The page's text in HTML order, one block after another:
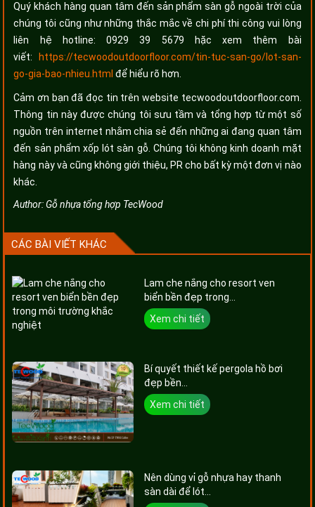
Quý khách hàng quan tâm đến sản phẩm sàn gỗ ngoài trời của
chúng tôi cũng như những thắc mắc về chi phí thi công vui lòng
liên hệ hotline: 0929 39 5679 hặc xem thêm bài
viết:
https://tecwoodoutdoorfloor.com/tin-tuc-san-go/lot-san-
go-gia-bao-nhieu.html để hiểu rõ hơn.
Cảm ơn bạn đã đọc tin trên website tecwoodoutdoorfloor.com.
Thông tin này được chúng tôi sưu tầm và tổng hợp từ một số
nguồn trên internet nhằm chia sẻ đến những ai đang quan tâm
đến sản phẩm xốp lót sàn gỗ. Chúng tôi không kinh doanh mặt
hàng này và cũng không giới thiệu, PR cho bất kỳ một đơn vị nào
khác.
Author:Gỗ nhựa tổng hợp TecWood
CÁC BÀI VIẾT KHÁC
Lam che nắng cho resort ven
biển bền đẹp trong...
Xem chi tiết
Bí quyết thiết kế pergola hồ bơi
đẹp bền...
Xem chi tiết
Nên dùng vỉ gỗ nhựa hay thanh
sàn dài để lót...